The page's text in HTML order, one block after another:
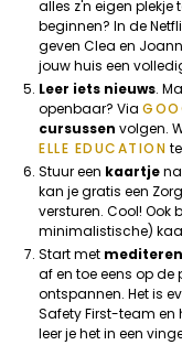
alles z'n eigen plekje
beginnen? In de
geven Clea en
jouw huis een
Leer iets nieuws.
openbaar? Via
cursussen volgen.
ELLE EDUCATION
Stuur een kaartje
kan je gratis een
versturen. Cool! Ook
minimalistische)
Start met mediteren
af en toe eens op de
ontspannen. Het is
Safety First-team en
leer je het in een